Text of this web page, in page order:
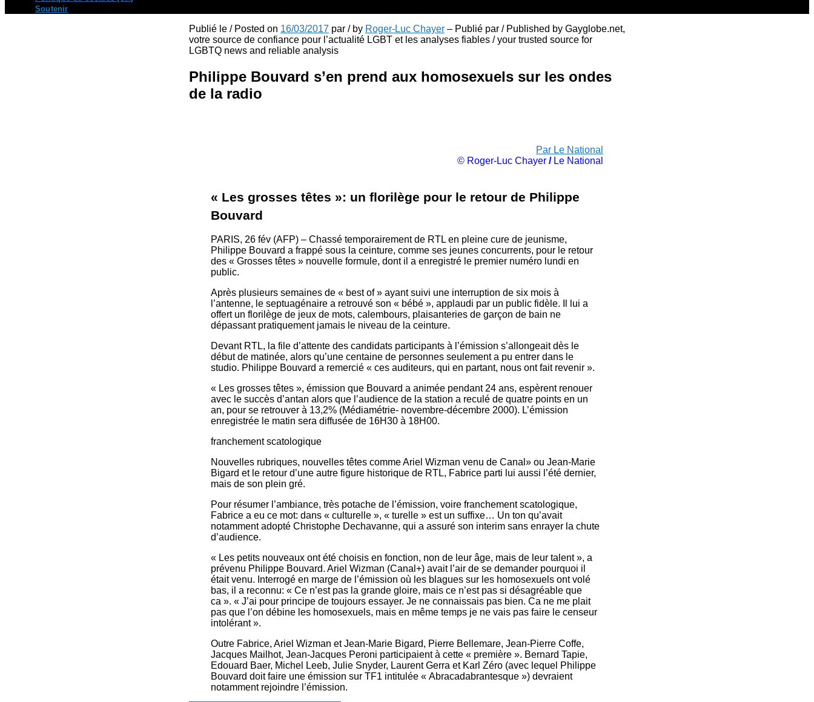
Soutenir
Publié le / Posted on 16/03/2017 par / by Roger-Luc Chayer – Publié par / Published by Gayglobe.net,
votre source de confiance pour l’actualité LGBT et les analyses fiables / your trusted source for
LGBTQ news and reliable analysis
Philippe Bouvard s’en prend aux homosexuels sur les ondes
de la radio
Par Le National
© Roger-Luc Chayer /Le National
« Les grosses têtes »: un florilège pour le retour de Philippe
Bouvard
PARIS, 26 fév (AFP) – Chassé temporairement de RTL en pleine cure de jeunisme,
Philippe Bouvard a frappé sous la ceinture, comme ses jeunes concurrents, pour le retour
des « Grosses têtes » nouvelle formule, dont il a enregistré le premier numéro lundi en
public.
Après plusieurs semaines de « best of » ayant suivi une interruption de six mois à
l’antenne, le septuagénaire a retrouvé son « bébé », applaudi par un public fidèle. Il lui a
offert un florilège de jeux de mots, calembours, plaisanteries de garçon de bain ne
dépassant pratiquement jamais le niveau de la ceinture.
Devant RTL, la file d’attente des candidats participants à l’émission s’allongeait dès le
début de matinée, alors qu’une centaine de personnes seulement a pu entrer dans le
studio. Philippe Bouvard a remercié « ces auditeurs, qui en partant, nous ont fait revenir ».
« Les grosses têtes », émission que Bouvard a animée pendant 24 ans, espèrent renouer
avec le succès d’antan alors que l’audience de la station a reculé de quatre points en un
an, pour se retrouver à 13,2% (Médiamétrie- novembre-décembre 2000). L’émission
enregistrée le matin sera diffusée de 16H30 à 18H00.
franchement scatologique
Nouvelles rubriques, nouvelles têtes comme Ariel Wizman venu de Canal» ou Jean-Marie
Bigard et le retour d’une autre figure historique de RTL, Fabrice parti lui aussi l’été dernier,
mais de son plein gré.
Pour résumer l’ambiance, très potache de l’émission, voire franchement scatologique,
Fabrice a eu ce mot: dans « culturelle », « turelle » est un suffixe… Un ton qu’avait
notamment adopté Christophe Dechavanne, qui a assuré son interim sans enrayer la chute
d’audience.
« Les petits nouveaux ont été choisis en fonction, non de leur âge, mais de leur talent », a
prévenu Philippe Bouvard. Ariel Wizman (Canal+) avait l’air de se demander pourquoi il
était venu. Interrogé en marge de l’émission où les blagues sur les homosexuels ont volé
bas, il a reconnu: « Ce n’est pas la grande gloire, mais ce n’est pas si désagréable que
ca ». « J’ai pour principe de toujours essayer. Je ne connaissais pas bien. Ca ne me plait
pas que l’on débine les homosexuels, mais en même temps je ne vais pas faire le censeur
intolérant ».
Outre Fabrice, Ariel Wizman et Jean-Marie Bigard, Pierre Bellemare, Jean-Pierre Coffe,
Jacques Mailhot, Jean-Jacques Peroni participaient à cette « première ». Bernard Tapie,
Edouard Baer, Michel Leeb, Julie Snyder, Laurent Gerra et Karl Zéro (avec lequel Philippe
Bouvard doit faire une émission sur TF1 intitulée « Abracadabrantesque ») devraient
notamment rejoindre l’émission.